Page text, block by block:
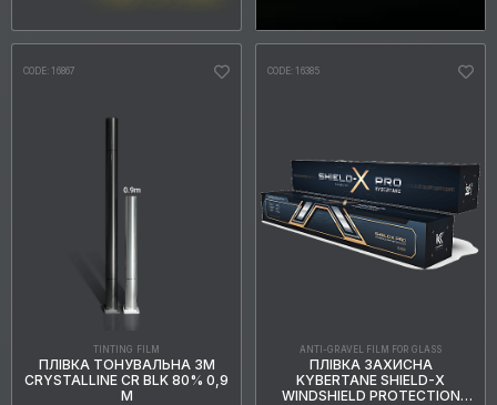
CODE: 16867
TINTING FILM
ПЛІВКА ТОНУВАЛЬНА 3M
CRYSTALLINE CR BLK 80% 0,9
М
CODE: 16385
ANTI-GRAVEL FILM FOR GLASS
ПЛІВКА ЗАХИСНА
KYBERTANE SHIELD-X
WINDSHIELD PROTECTION